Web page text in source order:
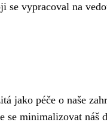
vypracoval na
jako péče o naše
se minimalizovat náš